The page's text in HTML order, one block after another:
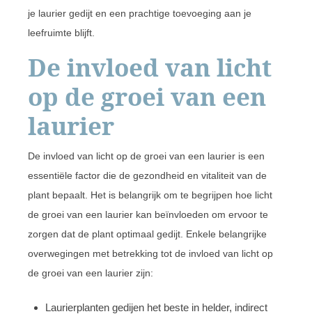
je laurier gedijt en een prachtige toevoeging aan je
leefruimte blijft.
De invloed van licht
op de groei van een
laurier
De invloed van licht op de groei van een laurier is een
essentiële factor die de gezondheid en vitaliteit van de
plant bepaalt. Het is belangrijk om te begrijpen hoe licht
de groei van een laurier kan beïnvloeden om ervoor te
zorgen dat de plant optimaal gedijt. Enkele belangrijke
overwegingen met betrekking tot de invloed van licht op
de groei van een laurier zijn:
Laurierplanten gedijen het beste in helder, indirect